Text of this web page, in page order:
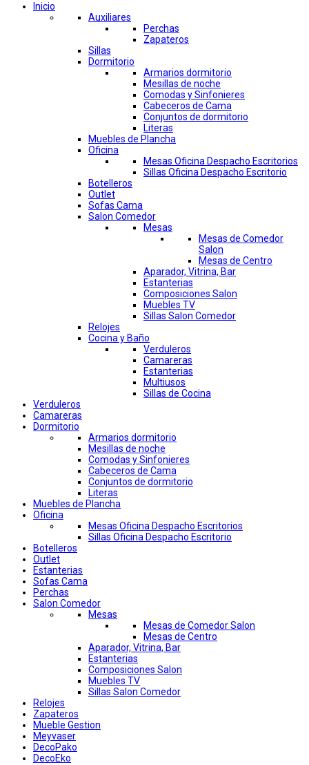
Inicio
Auxiliares
Perchas
Zapateros
Sillas
Dormitorio
Armarios dormitorio
Mesillas de noche
Comodas y Sinfonieres
Cabeceros de Cama
Conjuntos de dormitorio
Literas
Muebles de Plancha
Oficina
Mesas Oficina Despacho Escritorios
Sillas Oficina Despacho Escritorio
Botelleros
Outlet
Sofas Cama
Salon Comedor
Mesas
Mesas de Comedor
Salon
Mesas de Centro
Aparador, Vitrina, Bar
Estanterias
Composiciones Salon
Muebles TV
Sillas Salon Comedor
Relojes
Cocina y Baño
Verduleros
Camareras
Estanterias
Multiusos
Sillas de Cocina
Verduleros
Camareras
Dormitorio
Armarios dormitorio
Mesillas de noche
Comodas y Sinfonieres
Cabeceros de Cama
Conjuntos de dormitorio
Literas
Muebles de Plancha
Oficina
Mesas Oficina Despacho Escritorios
Sillas Oficina Despacho Escritorio
Botelleros
Outlet
Estanterias
Sofas Cama
Perchas
Salon Comedor
Mesas
Mesas de Comedor Salon
Mesas de Centro
Aparador, Vitrina, Bar
Estanterias
Composiciones Salon
Muebles TV
Sillas Salon Comedor
Relojes
Zapateros
Mueble Gestion
Meyvaser
DecoPako
DecoEko